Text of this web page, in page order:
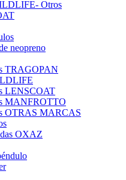
Otros
neopreno
TRAGOPAN
LENSCOAT
MANFROTTO
OTRAS MARCAS
OXAZ